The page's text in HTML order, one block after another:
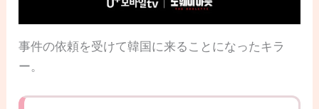
事件の依頼を受けて韓国に来ることになったキラ
ー。